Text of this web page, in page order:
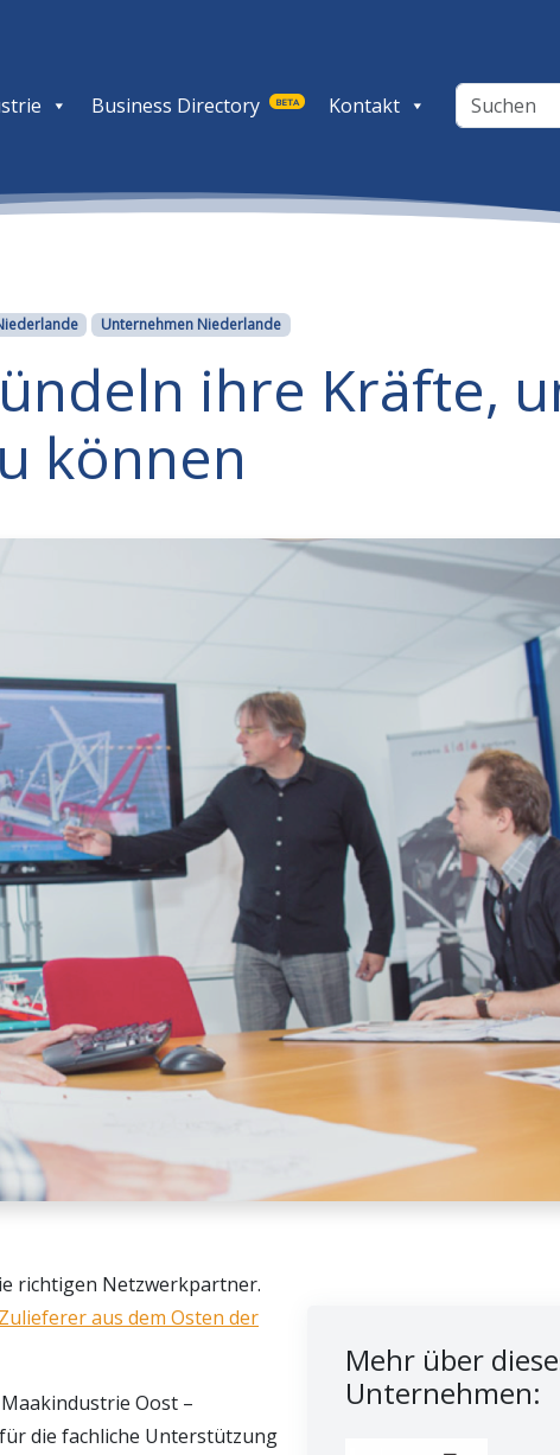
Business Directory BETA Kontakt
Unternehmen Niederlande
ihre Kräfte,
können
richtigen Netzwerkpartner.
Zulieferer aus dem Osten der
Oost –
die fachliche Unterstützung
Mehr über
Unternehmen: